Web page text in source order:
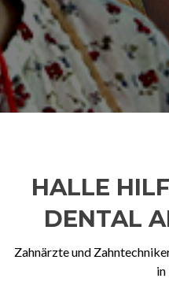
HALLE
DENTAL
Zahnärzte und